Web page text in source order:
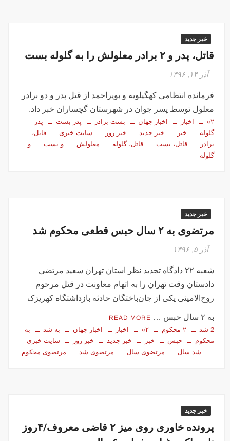
خبر جدید
قاتل، پدر و ۲ برادر معلولش را به گلوله بست
آذر ۱۴, ۱۳۹۶
فرمانده انتظامی کهگیلویه و بویراحمد از قتل پدر و دو برادر
معلول توسط پسر جوان در شهرستان گچساران خبر داد.
۲» اخبار اخبار جهان بست برادر پدر بست
پدر
گلوله
خبر خبر جدید خبر روز سایت خبری
قاتل،
برادر
قاتل، بست قاتل، گلوله معلولش و بست
و
گلوله
خبر جدید
مرتضوی به ۲ سال حبس قطعی محکوم شد
آذر ۵, ۱۳۹۶
شعبه ۲۲ دادگاه تجدید نظر استان تهران سعید مرتضی
دادستان وقت تهران را به اتهام معاونت در قتل مرحوم
روح‌الامینی یکی از جان‌باختگان حادثه بازداشتگاه کهریزک
به ۲ سال حبس … READ MORE
2 شد ۲ محکوم ۲» اخبار اخبار جهان به شد
به
محکوم
حبس خبر خبر جدید خبر روز
سایت خبری
شد سال
مرتضوی سال مرتضوی شد مرتضوی محکوم
خبر جدید
پرونده خاوری روی میز ۲ قاضی معروف/۴روز